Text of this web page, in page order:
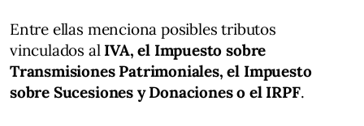
Entre ellas menciona posibles tributos
vinculados al IVA, el Impuesto sobre
Transmisiones Patrimoniales, el Impuesto
sobre Sucesiones y Donaciones o el IRPF.